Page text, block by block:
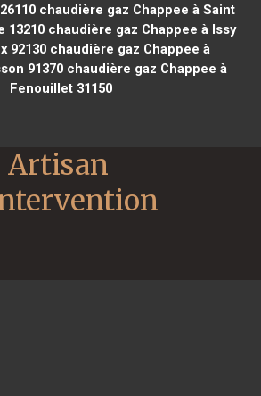
chaudière gaz Chappee à Saint
13210chaudière gaz Chappee à Issy
92130chaudière gaz Chappee à
91370chaudière gaz Chappee à
Fenouillet 31150
Artisan